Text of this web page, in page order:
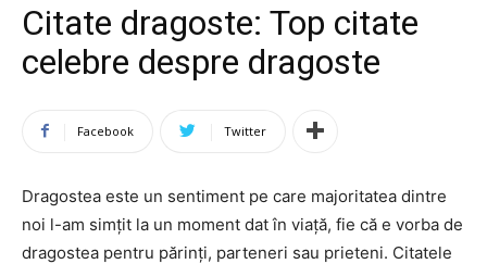
Citate dragoste: Top citate
celebre despre dragoste
Facebook Twitter
Dragostea este un sentiment pe care majoritatea dintre
noi l-am simțit la un moment dat în viață, fie că e vorba de
dragostea pentru părinți, parteneri sau prieteni. Citatele